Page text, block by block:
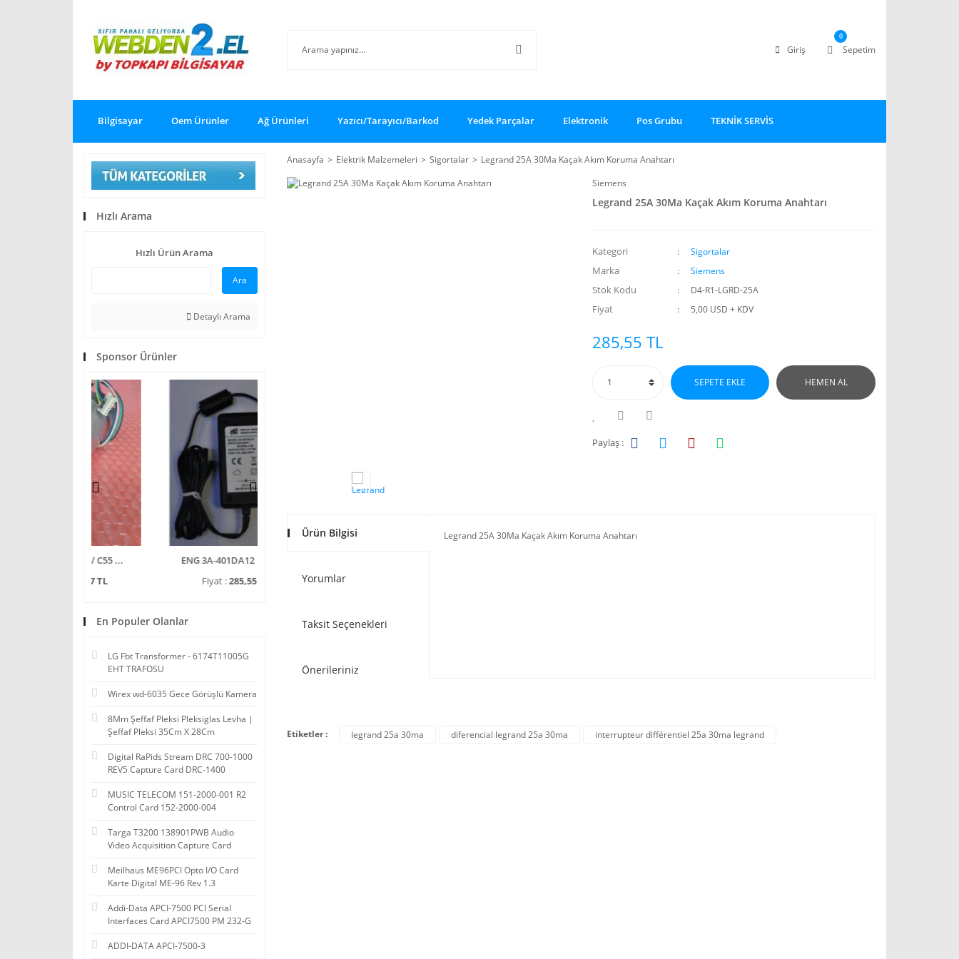
Giriş Sepetim
0
Bilgisayar Oem Ürünler Ağ Ürünleri Yazıcı/Tarayıcı/Barkod Yedek Parçalar Elektronik Pos Grubu TEKNİK SERVİS
Hızlı Arama
Hızlı Ürün Arama
Ara
Detaylı Arama
Sponsor Ürünler
ENG 3A-401DA12 12V 3 ...
285,55 TL
Fiyat :571,09 TL
En Populer Olanlar
LG Fbt Transformer - 6174T11005G
EHT TRAFOSU
Wirex wd-6035 Gece Görüşlü Kamera
8Mm Şeffaf Pleksi Pleksiglas Levha |
Şeffaf Pleksi 35Cm X 28Cm
Digital RaPids Stream DRC 700-1000
REV5 Capture Card DRC-1400
MUSIC TELECOM 151-2000-001 R2
Control Card 152-2000-004
Targa T3200 138901PWB Audio
Video Acquisition Capture Card
Meilhaus ME96PCI Opto I/O Card
Karte Digital ME-96 Rev 1.3
Addi-Data APCI-7500 PCI Serial
Interfaces Card APCI7500 PM 232-G
ADDI-DATA APCI-7500-3
Anasayfa Elektrik Malzemeleri Sigortalar
Legrand 25A 30Ma Kaçak Akım Koruma Anahtarı
Siemens
Legrand 25A 30Ma Kaçak Akım Koruma Anahtarı
Kategori Sigortalar
Marka Siemens
Stok Kodu D4-R1-LGRD-25A
Fiyat 5,00 USD + KDV
285,55 TL
SEPETE EKLE HEMEN AL
Paylaş :
Ürün Bilgisi
Yorumlar
Taksit Seçenekleri
Önerileriniz
Legrand 25A 30Ma Kaçak Akım Koruma Anahtarı
Etiketler : legrand 25a 30ma diferencial legrand 25a 30ma interrupteur différentiel 25a 30ma legrand